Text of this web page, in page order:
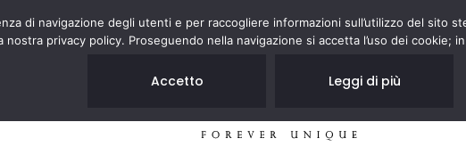
di navigazione degli utenti e per raccogliere informazioni sull’utilizzo del sito
privacy policy. Proseguendo nella navigazione si accetta l’uso dei cookie;
Accetto Leggi di più